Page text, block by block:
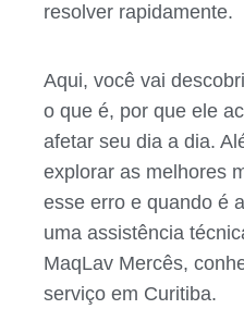
resolver rapidamente.
Aqui, você vai
o que é, por que ele
afetar seu dia a dia.
explorar as melhores
esse erro e quando é
uma assistência
MaqLav Mercês,
serviço em Curitiba.